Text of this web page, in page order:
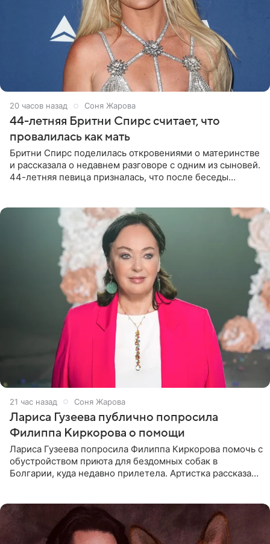
20 часов назад Соня Жарова
44-летняя Бритни Спирс считает, что
провалилась как мать
Бритни Спирс поделилась откровениями о материнстве
и рассказала о недавнем разговоре с одним из сыновей.
44-летняя певица призналась, что после беседы
21 час назад Соня Жарова
Лариса Гузеева публично попросила
Филиппа Киркорова о помощи
Лариса Гузеева попросила Филиппа Киркорова помочь с
обустройством приюта для бездомных собак в
Болгарии, куда недавно прилетела. Артистка рассказала